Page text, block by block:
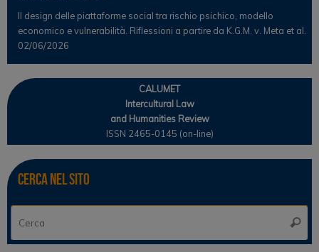
Il design delle piattaforme social tra rischio psichico, modello
economico e vulnerabilità. Riflessioni a partire da K.G.M. v. Meta et al.
02/06/2026
CALUMET
Intercultural Law
and Humanities Review
ISSN 2465-0145 (on-line)
Cerca nel sito
Cerca